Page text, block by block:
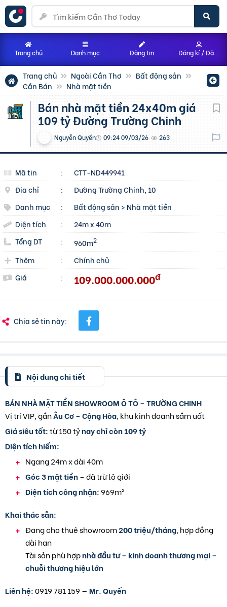
Trang chủ Ngoài Cần Thơ
Bất động sản
Cần Bán
Nhà mặt tiền
Bán nhà mặt tiền 24x40m giá
109 tỷ Đường Trường Chinh
Nguyễn Quyến 09:24 09/03/26 263
Mã tin :
CTT-ND449941
Địa chỉ
:
Đường Trường Chinh, 10
Danh mục
: Bất động sản > Nhà mặt tiền
Diện tích
:
24m x 40m
Tổng DT
: 960m2
Thêm :
Chính chủ
Giá
: 109.000.000.000đ
Chia sẻ tin này:
Nội dung chi tiết
BÁN NHÀ MẶT TIỀN SHOWROOM Ô TÔ – TRƯỜNG CHINH
Vị trí VIP, gầnÂu Cơ – Cộng Hòa , khu kinh doanh sầm uất
Giá siêu tốt:từ 150 tỷnay chỉ còn 109 tỷ
Diện tích hiếm:
Ngang 24m x dài 40m
Góc 3 mặt tiền– đã trừ lộ giới
Diện tích công nhận: 969m²
Khai thác sẵn:
Đang cho thuê showroom200 triệu/tháng , hợp đồng
dài hạn
Tài sản phù hợpnhà đầu tư – kinh doanh thương mại –
chuỗi thương hiệu lớn
Liên hệ:0919 781 159 — Mr. Quyến
Trang chủ Danh mục Đăng tin